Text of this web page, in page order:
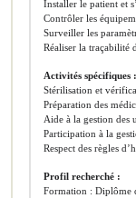
Installer le patient et
Contrôler les
Surveiller les
Réaliser la traçabilité
Activités spécifiques
Stérilisation et
Préparation des
Aide à la gestion des
Participation à la
Respect des règles
Profil recherché :
Formation : Diplôme